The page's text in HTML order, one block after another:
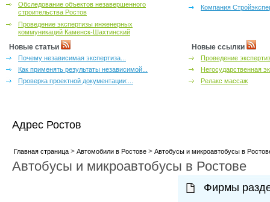
Обследование объектов незавершенного
строительства Ростов
Проведение экспертизы инженерных
коммуникаций Каменск-Шахтинский
Компания
Новые статьи
Почему независимая экспертиза...
Как применять результаты независимой...
Проверка проектной документации:...
Новые ссылки
Проведение
Негосударственная
Релакс массаж
Адрес Ростов
Главная страница> Автомобили в Ростове> Автобусы и микроавтобусы в
Автобусы и микроавтобусы в Ростове
Фирмы